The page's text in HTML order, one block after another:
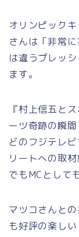
オリンピック
さんは「非常
は違うプレッ
ます。
『村上信五と
ーツ奇跡の瞬
どのフジテレ
リートへの取
でもMCとして
マツコさんと
も好評の楽し